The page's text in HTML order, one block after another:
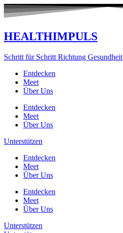
Zum
Inhalt
HEALTHIMPULS
Schritt für Schritt Richtung Gesundheit
Entdecken
Meet
Über Uns
Entdecken
Meet
Über Uns
Unterstützen
Entdecken
Meet
Über Uns
Entdecken
Meet
Über Uns
Unterstützen